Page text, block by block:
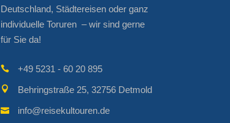
Deutschland, Städtereisen oder ganz
individuelle Toruren – wir sind gerne
für Sie da!
+49 5231 - 60 20 895
Behringstraße 25, 32756 Detmold
info@reisekultouren.de